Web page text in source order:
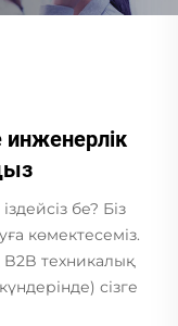
бе? Біз
көмектесеміз.
B2B техникалық
сізге